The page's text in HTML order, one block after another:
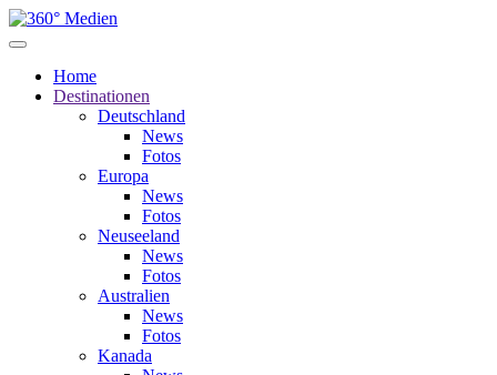
Home
Destinationen
Deutschland
News
Fotos
Europa
News
Fotos
Neuseeland
News
Fotos
Australien
News
Fotos
Kanada